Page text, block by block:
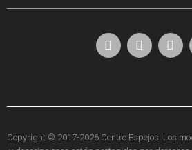
Copyright © 2017-2026 Centro Espejos. Los